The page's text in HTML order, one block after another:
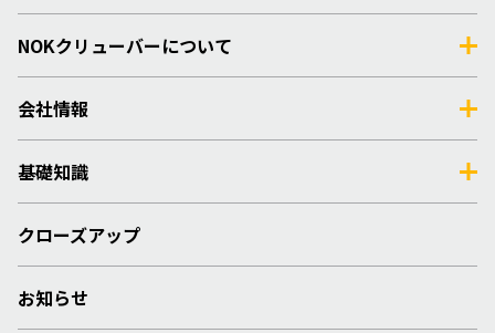
NOKクリューバーについて
会社情報
基礎知識
クローズアップ
お知らせ